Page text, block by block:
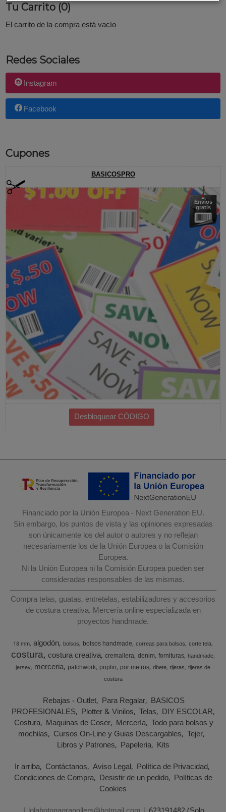
Tu Carrito (0)
El carrito de la compra está vacío
Redes Sociales
Instagram
Facebook
Cupones
BASICOSPRO
Envíos
gratis
Financiado por la Unión Europea - Next Generation EU.
Sin embargo, los puntos de vista y las opiniones expresadas
son únicamente los del autor o autores y no reflejan
necesariamente los de la Unión Europea o la Comisión
Europea.
Ni la Unión Europea ni la Comisión Europea pueden ser
consideradas responsables de las mismas.
Compra telas, guatas, entretelas, estabilizadores y accesorios
de costura creativa. Mercería online especializada en
proyectos handmade.
18 mm algodón bolsos bolsos handmade correas para bolsos corte tela
costura costura creativa cremallera denim fornituras handmade
jersey merceria patchwork poplin por metros ribete tijeras tijeras de
costura
Rebajas - Outlet Para Regalar BASICOS
PROFESIONALES Plotter & Vinilos Telas DIY ESCOLAR
Costura Maquinas de Coser Mercería Todo para bolsos y
mochilas Cursos On-Line y Guias Descargables Tejer
Libros y Patrones Papeleria Kits
Ir arriba Contáctanos Aviso Legal Política de Privacidad
Condiciones de Compra Desistir de un pedido Políticas de
Cookies